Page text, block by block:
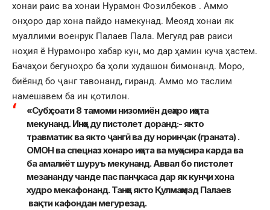
хонаи раис ва хонаи Нурамон Фозилбеков . Аммо
онҳоро дар хона пайдо намекунад. Меояд хонаи як
муаллими военрук Палаев Пала. Мегуяд рав раиси
ноҳия ё Нурамонро хабар кун, мо дар ҳамин куча ҳастем.
Бачаҳои бегуноҳро ба ҳоли худашон бимонанд. Моро,
биёянд бо ҷанг тавонанд, гиранд. Аммо мо таслим
намешавем ба ин қотилон.
«Субҳ соати 8 тамоми низомиён деҳаро иҳота
мекунанд. Инҳо ду пистолет доранд:- якто
травматик ва якто ҷангӣ ва ду норинҷак (граната) .
ОМОН ва спецназ хонаро иҳота ва муҳосира карда ва
ба амалиёт шуруъ мекунанд. Аввал бо пистолет
мезананду чанде пас панҷкаса дар як кунҷи хона
худро мекафонанд. Танҳо якто Қулмаҳмад Палаев
вақти кафондан мегурезад.